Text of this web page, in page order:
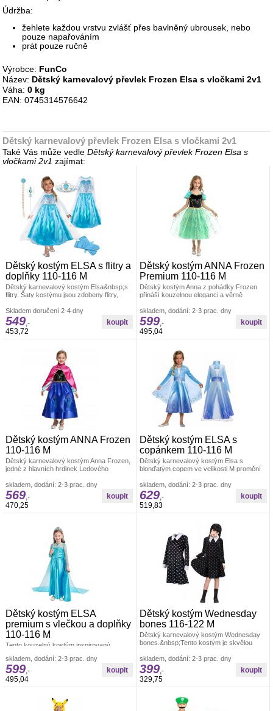
Údržba:
žehlete každou vrstvu zvlášť přes bavlněný ubrousek, nebo
pouze napařováním
prát pouze ručně
Výrobce: FunCo
Název: Dětský karnevalový převlek Frozen Elsa s vločkami 2v1
Váha:0 kg
EAN: 0745314576642
Dětský karnevalový převlek Frozen Elsa s vločkami 2v1
Také Vás může vedleDětský karnevalový převlek Frozen Elsa s
vločkami 2v1 zajímat:
Dětský kostým ELSA s flitry a
doplňky 110-116 M
Dětský karnevalový kostým Elsa&nbsp;s
flitry. Šaty kostýmu jsou zdobeny flitry,
Skladem doručení 2-4 dny
549,-
453,72
Dětský kostým ANNA Frozen
Premium 110-116 M
Dětský kostým Anna z pohádky Frozen
přináší kouzelnou eleganci a věrně
skladem, dodání: 2-3 prac. dny
599,-
495,04
Dětský kostým ANNA Frozen
110-116 M
Dětský karnevalový kostým Anna Frozen,
jedné z hlavních hrdinek Ledového
skladem, dodání: 2-3 prac. dny
569,-
470,25
Dětský kostým ELSA s
copánkem 110-116 M
Dětský karnevalový kostým Elsa s
blonďatým copem ve velikosti M promění
skladem, dodání: 2-3 prac. dny
629,-
519,83
Dětský kostým ELSA
premium s vlečkou a doplňky
110-116 M
Tento kouzelný kostým inspirovaný
ideální pro všechny malé princezny,
skladem, dodání: 2-3 prac. dny
599,-
495,04
Dětský kostým Wednesday
bones 116-122 M
Dětský karnevalový kostým Wednesday
bones.&nbsp;Tento kostým je skvělou
skladem, dodání: 2-3 prac. dny
399,-
329,75